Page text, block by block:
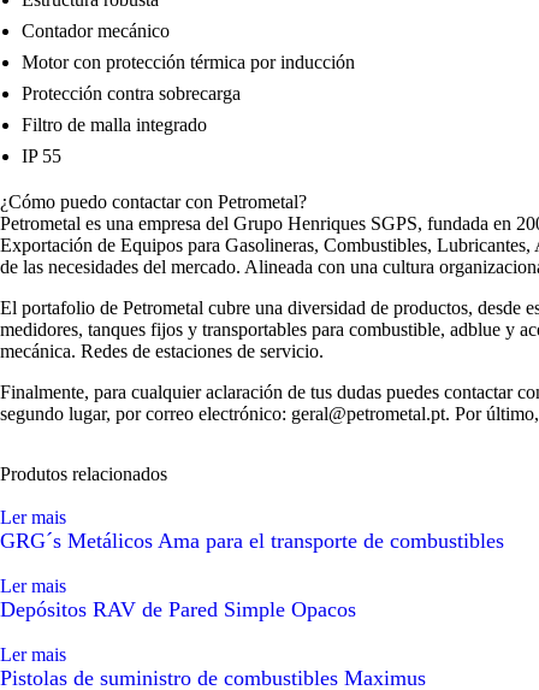
Contador mecánico
Motor con protección térmica por inducción
Protección contra sobrecarga
Filtro de malla integrado
IP 55
¿Cómo puedo contactar con Petrometal?
Petrometal es una empresa del Grupo Henriques SGPS, fundada en
Exportación de Equipos para Gasolineras, Combustibles,
de las necesidades del mercado. Alineada con una cultura
El portafolio de Petrometal cubre una diversidad de productos, desde
medidores, tanques fijos y transportables para combustible, adblue y
mecánica. Redes de estaciones de servicio.
Finalmente, para cualquier aclaración de tus dudas puedes contactar
segundo lugar, por correo electrónico: geral@petrometal.pt. Por
Produtos relacionados
Ler mais
GRG´s Metálicos Ama para el transporte de combustibles
Ler mais
Depósitos RAV de Pared Simple Opacos
Ler mais
Pistolas de suministro de combustibles Maximus